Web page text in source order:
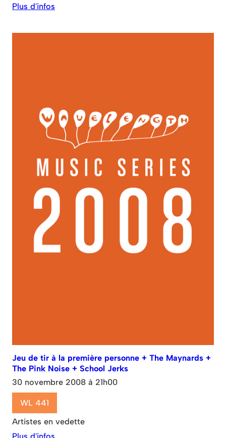
Plus d'infos
Jeu de tir à la première personne + The Maynards +
The Pink Noise + School Jerks
30 novembre 2008 à 21h00
WL 441
Artistes en vedette